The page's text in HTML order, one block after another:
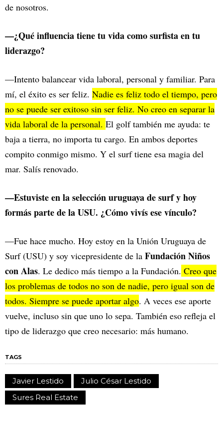
de nosotros.
—¿Qué influencia tiene tu vida como surfista en tu
liderazgo?
—Intento balancear vida laboral, personal y familiar. Para
mí, el éxito es ser feliz. Nadie es feliz todo el tiempo, pero
no se puede ser exitoso sin ser feliz. No creo en separar la
vida laboral de la personal. El golf también me ayuda: te
baja a tierra, no importa tu cargo. En ambos deportes
compito conmigo mismo. Y el surf tiene esa magia del
mar. Salís renovado.
—Estuviste en la selección uruguaya de surf y hoy
formás parte de la USU. ¿Cómo vivís ese vínculo?
—Fue hace mucho. Hoy estoy en la Unión Uruguaya de
Surf (USU) y soy vicepresidente de la Fundación Niños
con Alas. Le dedico más tiempo a la Fundación. Creo que
los problemas de todos no son de nadie, pero igual son de
todos. Siempre se puede aportar algo. A veces ese aporte
vuelve, incluso sin que uno lo sepa. También eso refleja el
tipo de liderazgo que creo necesario: más humano.
TAGS
Javier Lestido
Julio César Lestido
Sures Real Estate